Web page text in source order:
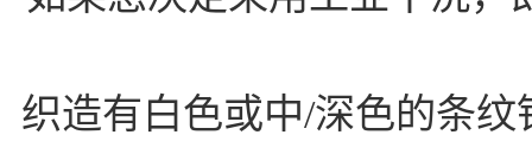
织造有白色或中/深色的条